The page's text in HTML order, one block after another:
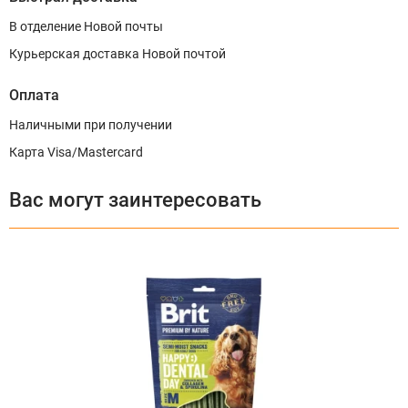
В отделение Новой почты
Курьерская доставка Новой почтой
Оплата
Наличными при получении
Карта Visa/Mastercard
Вас могут заинтересовать